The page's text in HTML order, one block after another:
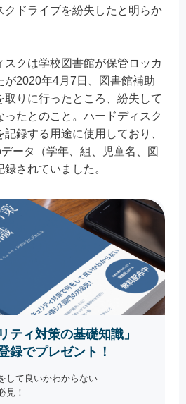
クドライブを紛失したと明らか
クは学校図書館が保管ロッカ
が2020年4月7日、図書館補助
取りに行ったところ、紛失して
たとのこと。ハードディスク
録する用途に使用しており、
ータ（学年、組、児童名、図
されていました。
ティ対策の基礎知識」
録でプレゼント！
して良いかわからない
見！